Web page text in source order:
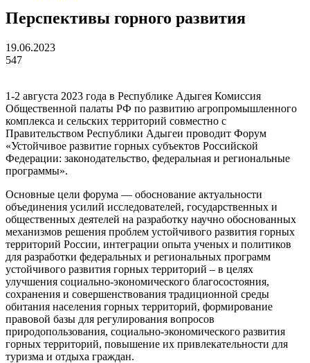
Перспективы горного развития
19.06.2023
547
1-2 августа 2023 года в Республике Адыгея Комиссия
Общественной палаты РФ по развитию агропромышленного
комплекса и сельских территорий совместно с
Правительством Республики Адыгеи проводит Форум
«Устойчивое развитие горных субъектов Российской
Федерации: законодательство, федеральная и региональные
программы».
Основные цели форума — обоснование актуальности
объединения усилий исследователей, государственных и
общественных деятелей на разработку научно обоснованных
механизмов решения проблем устойчивого развития горных
территорий России, интеграции опыта ученых и политиков
для разработки федеральных и региональных программ
устойчивого развития горных территорий – в целях
улучшения социально-экономического благосостояния,
сохранения и совершенствования традиционной среды
обитания населения горных территорий, формирование
правовой базы для регулирования вопросов
природопользования, социально-экономического развития
горных территорий, повышение их привлекательности для
туризма и отдыха граждан.